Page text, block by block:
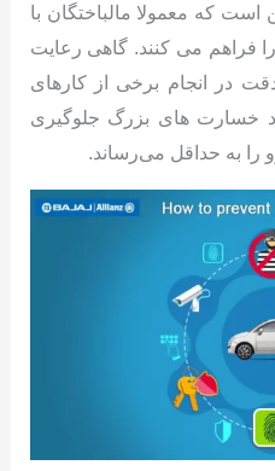
است که معمولا مالباختگان با
فراهم می ‌کنند. گاهی رعایت
در انجام برخی از کارهای
خسارت ‌های بزرگ جلوگیری
به حداقل می‌رساند.